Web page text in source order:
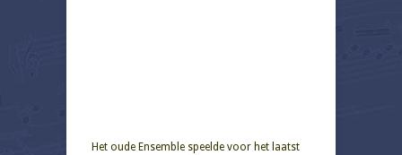
Het oude Ensemble speelde voor het laatst